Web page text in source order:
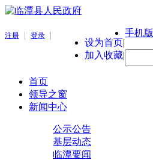
注册 登录
设为首页|
加入收藏|
手机版
首页
领导之窗
新闻中心
公示公告
基层动态
临潭要闻